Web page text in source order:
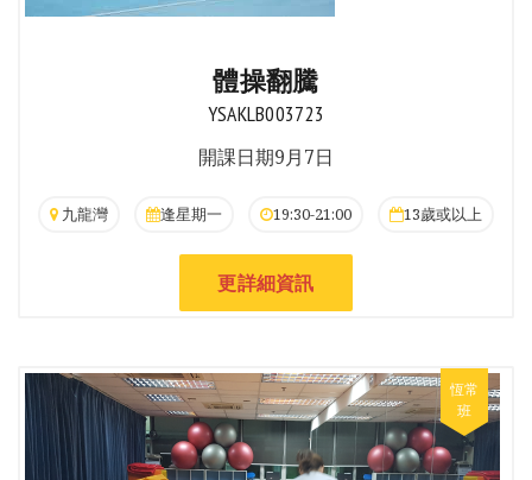
體操翻騰
YSAKLB003723
開課日期9月7日
九龍灣 逢星期一 19:30-21:00 13歲或以上
更詳細資訊